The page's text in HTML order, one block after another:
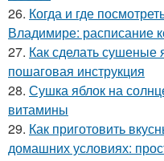
26. Когда и где
Владимире: расписание
27. Как сделать сушеные
пошаговая инструкция
28. Сушка яблок на
витамины
29. Как приготовить
домашних условиях: